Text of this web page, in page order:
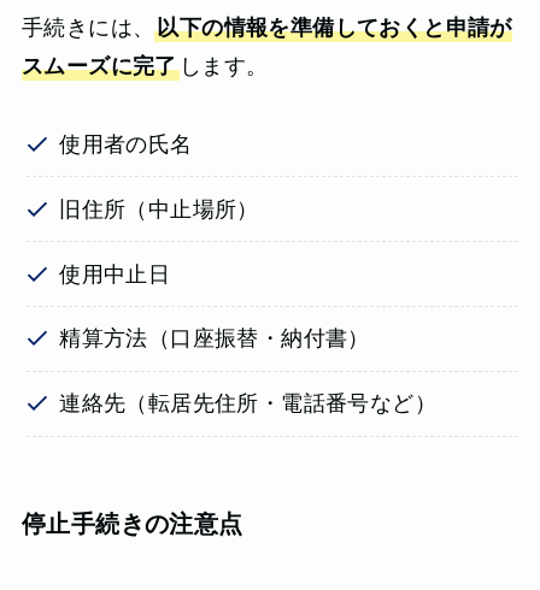
手続きには、以下の情報を準備しておくと申請が
スムーズに完了します。
使用者の氏名
旧住所（中止場所）
使用中止日
精算方法（口座振替・納付書）
連絡先（転居先住所・電話番号など）
停止手続きの注意点